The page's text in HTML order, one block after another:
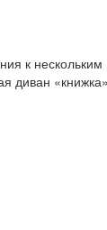
к нескольким
диван